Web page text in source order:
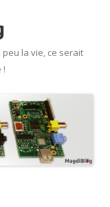
la vie, ce serait
!